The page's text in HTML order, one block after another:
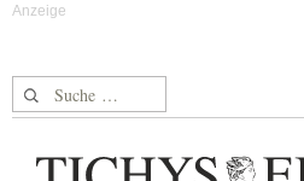
Suche nach: